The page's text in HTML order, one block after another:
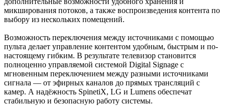
микширования потоков, а также воспроизведения контента по
выбору из нескольких помещений.
Возможность переключения между источниками с помощью
пульта делает управление контентом удобным, быстрым и по-
настоящему гибким. В результате телевизор становится
полноценно управляемой системой Digital Signage с
мгновенным переключением между разными источниками
сигнала — от эфирных каналов до прямых трансляций с
камер. А надёжность SpinetiX, LG и Lumens обеспечат
стабильную и безопасную работу системы.